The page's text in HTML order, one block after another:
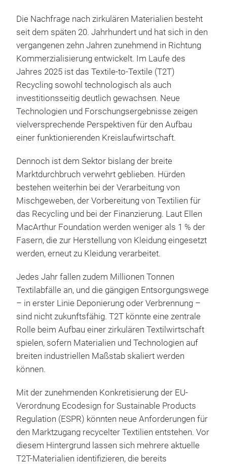
Die Nachfrage nach zirkulären Materialien besteht
seit dem späten 20. Jahrhundert und hat sich in den
vergangenen zehn Jahren zunehmend in Richtung
Kommerzialisierung entwickelt. Im Laufe des
Jahres 2025 ist das Textile-to-Textile (T2T)
Recycling sowohl technologisch als auch
investitionsseitig deutlich gewachsen. Neue
Technologien und Forschungsergebnisse zeigen
vielversprechende Perspektiven für den Aufbau
einer funktionierenden Kreislaufwirtschaft.
Dennoch ist dem Sektor bislang der breite
Marktdurchbruch verwehrt geblieben. Hürden
bestehen weiterhin bei der Verarbeitung von
Mischgeweben, der Vorbereitung von Textilien für
das Recycling und bei der Finanzierung. Laut Ellen
MacArthur Foundation werden weniger als 1 % der
Fasern, die zur Herstellung von Kleidung eingesetzt
werden, erneut zu Kleidung verarbeitet.
Jedes Jahr fallen zudem Millionen Tonnen
Textilabfälle an, und die gängigen Entsorgungswege
– in erster Linie Deponierung oder Verbrennung –
sind nicht zukunftsfähig. T2T könnte eine zentrale
Rolle beim Aufbau einer zirkulären Textilwirtschaft
spielen, sofern Materialien und Technologien auf
breiten industriellen Maßstab skaliert werden
können.
Mit der zunehmenden Konkretisierung der EU-
Verordnung Ecodesign for Sustainable Products
Regulation (ESPR) könnten neue Anforderungen für
den Marktzugang recycelter Textilien entstehen. Vor
diesem Hintergrund lassen sich mehrere aktuelle
T2T-Materialien identifizieren, die bereits